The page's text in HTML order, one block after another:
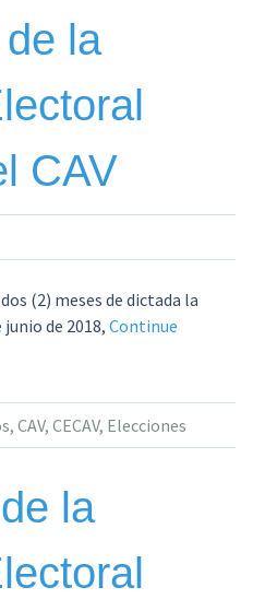
la
CAV
(2) meses de dictada la
junio de 2018, Continue
, CAV, CECAV, Elecciones
la